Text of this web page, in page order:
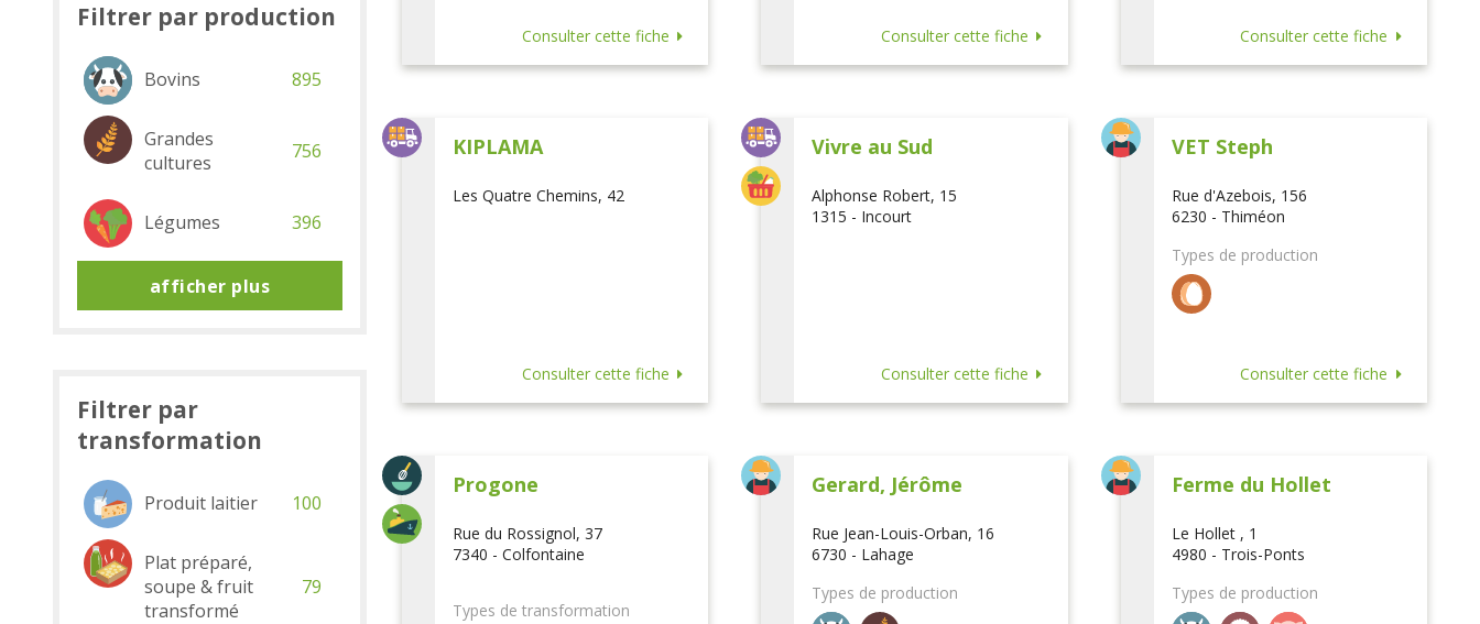
Consulter cette fiche Consulter cette fiche Consulter cette fiche
KIPLAMA
Les Quatre Chemins, 42
Consulter cette fiche
Vivre au Sud
Alphonse Robert, 15
1315 - Incourt
Consulter cette fiche
VET Steph
Rue d'Azebois, 156
6230 - Thiméon
Types de production
Consulter cette fiche
Progone
Rue du Rossignol, 37
7340 - Colfontaine
Types de transformation
Gerard, Jérôme
Rue Jean-Louis-Orban, 16
6730 - Lahage
Types de production
Ferme du Hollet
Le Hollet , 1
4980 - Trois-Ponts
Types de production
Filtrer par production
Bovins 895
Grandes
cultures
756
Légumes 396
afficher plus
Filtrer par
transformation
Produit laitier 100
Plat préparé,
soupe & fruit
transformé
79